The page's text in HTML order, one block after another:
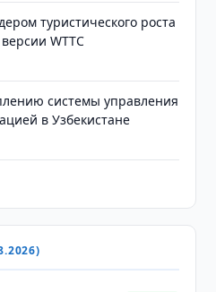
туристического роста
WTTC
системы управления
в Узбекистане